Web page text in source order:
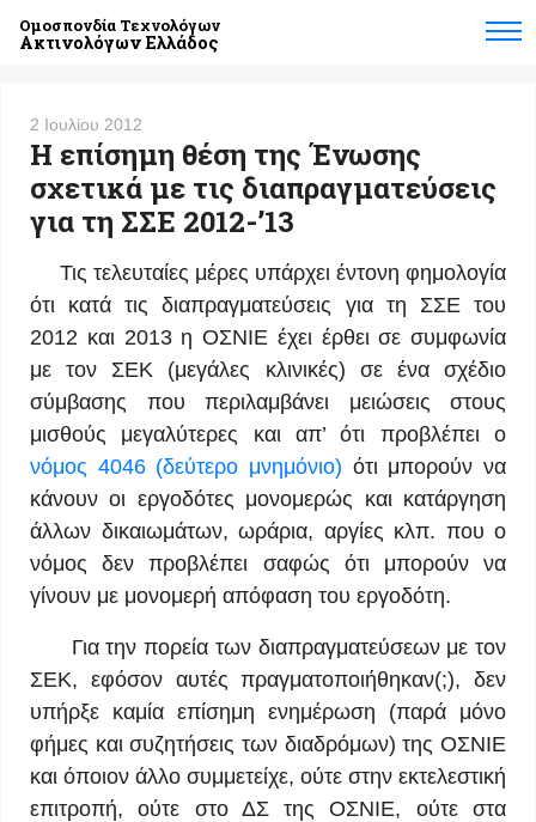
Ομοσπονδία Τεχνολόγων
Ακτινολόγων Ελλάδος
2 Ιουλίου 2012
Η επίσημη θέση της Ένωσης
σχετικά με τις διαπραγματεύσεις
για τη ΣΣΕ 2012-’13
Τις τελευταίες μέρες υπάρχει έντονη φημολογία
ότι κατά τις διαπραγματεύσεις για τη ΣΣΕ του
2012 και 2013 η ΟΣΝΙΕ έχει έρθει σε συμφωνία
με τον ΣΕΚ (μεγάλες κλινικές) σε ένα σχέδιο
σύμβασης που περιλαμβάνει μειώσεις στους
μισθούς μεγαλύτερες και απ’ ότι προβλέπει ο
νόμος 4046 (δεύτερο μνημόνιο) ότι μπορούν να
κάνουν οι εργοδότες μονομερώς και κατάργηση
άλλων δικαιωμάτων, ωράρια, αργίες κλπ. που ο
νόμος δεν προβλέπει σαφώς ότι μπορούν να
γίνουν με μονομερή απόφαση του εργοδότη.
Για την πορεία των διαπραγματεύσεων με τον
ΣΕΚ, εφόσον αυτές πραγματοποιήθηκαν(;), δεν
υπήρξε καμία επίσημη ενημέρωση (παρά μόνο
φήμες και συζητήσεις των διαδρόμων) της ΟΣΝΙΕ
και όποιον άλλο συμμετείχε, ούτε στην εκτελεστική
επιτροπή, ούτε στο ΔΣ της ΟΣΝΙΕ, ούτε στα